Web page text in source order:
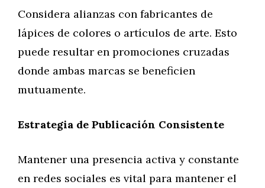
Considera alianzas con fabricantes de
lápices de colores o artículos de arte. Esto
puede resultar en promociones cruzadas
donde ambas marcas se beneficien
mutuamente.
Estrategia de Publicación Consistente
Mantener una presencia activa y constante
en redes sociales es vital para mantener el